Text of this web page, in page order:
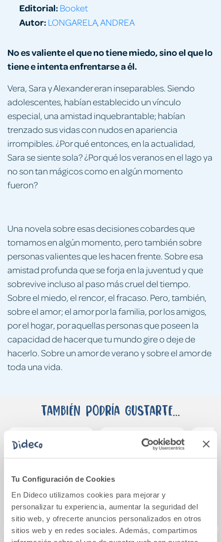
Tu Configuración de Cookies
En Dideco utilizamos cookies para mejorar y
personalizar tu experiencia, aumentar la seguridad del
sitio web, y ofrecerte anuncios personalizados en otros
sitios web y en redes sociales. Además, compartimos
No es valiente el que no tiene miedo, sino el que lo
tiene e intenta enfrentarse a él.
Vera, Sara y Alexander eran inseparables. Siendo
adolescentes, habían establecido un vínculo
especial, una amistad inquebrantable; habían
trenzado sus vidas con nudos en apariencia
irrompibles. ¿Por qué entonces, en la actualidad,
Sara se siente sola? ¿Por qué los veranos en el lago ya
no son tan mágicos como en algún momento
fueron?
Una novela sobre esas decisiones cobardes que
tomamos en algún momento, pero también sobre
personas valientes que les hacen frente. Sobre esa
amistad profunda que se forja en la juventud y que
sobrevive incluso al paso más cruel del tiempo.
Sobre el miedo, el rencor, el fracaso. Pero, también,
sobre el amor; el amor por la familia, por los amigos,
por el hogar, por aquellas personas que poseen la
capacidad de hacer que tu mundo gire o deje de
hacerlo. Sobre un amor de verano y sobre el amor de
toda una vida.
Editorial: Booket
Autor: LONGARELA, ANDREA
También podría gustarte...